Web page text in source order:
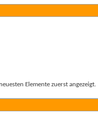
Elemente zuerst angezeigt.